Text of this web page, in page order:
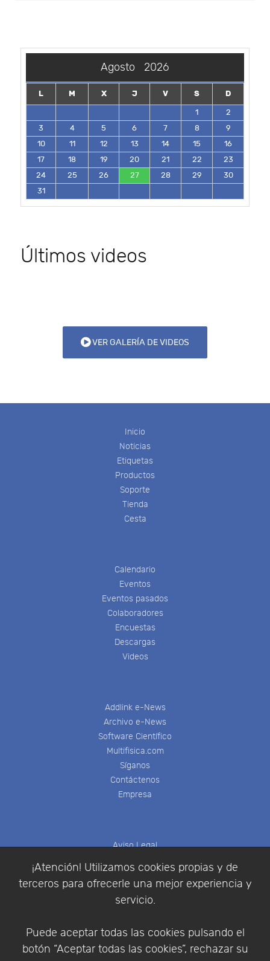
¡Atención! Utilizamos cookies propias y de
terceros para ofrecerle una mejor experiencia y
servicio.
Puede aceptar todas las cookies pulsando el
botón “Aceptar todas las cookies”, rechazar su
Agosto 2026
L M X J V S
D
1
2
3
4 5 6 7 8
9
10
11 12 13 14 15
16
17
18 19 20 21 22
23
24
25 26 27 28 29
30
31
Últimos videos
VER GALERÍA DE VIDEOS
Inicio
Noticias
Etiquetas
Productos
Soporte
Tienda
Cesta
Calendario
Eventos
Eventos pasados
Colaboradores
Encuestas
Descargas
Videos
Addlink e-News
Archivo e-News
Software Científico
Multifisica.com
Síganos
Contáctenos
Empresa
Aviso Legal
Política de Privacidad
Condiciones de compra
Identificarse